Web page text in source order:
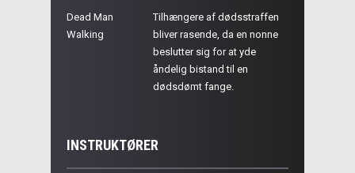
Dead Man
Walking
Tilhængere af dødsstraffen
bliver rasende, da en nonne
beslutter sig for at yde
åndelig bistand til en
dødsdømt fange.
INSTRUKTØRER